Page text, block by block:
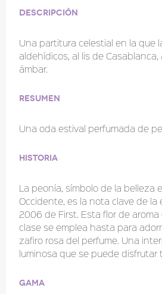
Descripción
Una partitura celestial en la que
aldehídicos, al lis de
ámbar.
Resumen
Una oda estival perfumada de
Historia
La peonía, símbolo de la belleza
Occidente, es la nota clave de la
2006 de First. Esta flor de
clase se emplea hasta para
zafiro rosa del perfume. Una
luminosa que se puede disfrutar
Gama